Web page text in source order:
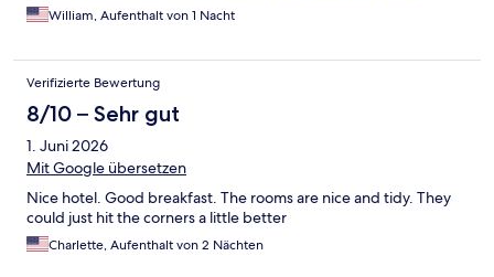
William, Aufenthalt von 1 Nacht
Verifizierte Bewertung
8/10 – Sehr gut
1. Juni 2026
Mit Google übersetzen
Nice hotel. Good breakfast. The rooms are nice and tidy. They
could just hit the corners a little better
Charlette, Aufenthalt von 2 Nächten